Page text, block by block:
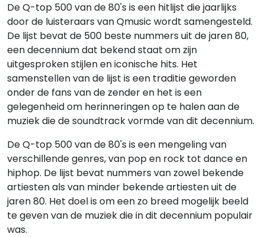
De Q-top 500 van de 80's is een hitlijst die jaarlijks
door de luisteraars van Qmusic wordt samengesteld.
De lijst bevat de 500 beste nummers uit de jaren 80,
een decennium dat bekend staat om zijn
uitgesproken stijlen en iconische hits. Het
samenstellen van de lijst is een traditie geworden
onder de fans van de zender en het is een
gelegenheid om herinneringen op te halen aan de
muziek die de soundtrack vormde van dit decennium.
De Q-top 500 van de 80's is een mengeling van
verschillende genres, van pop en rock tot dance en
hiphop. De lijst bevat nummers van zowel bekende
artiesten als van minder bekende artiesten uit de
jaren 80. Het doel is om een zo breed mogelijk beeld
te geven van de muziek die in dit decennium populair
was.